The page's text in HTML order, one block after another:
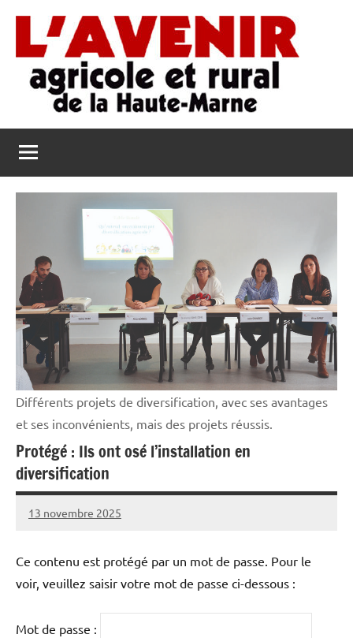
contenu
L'Avenir
Agricole
et
de
la
Haute-
Marne
et
Rural
Marne
Différents projets de diversification, avec ses avantages
et ses inconvénients, mais des projets réussis.
Protégé : Ils ont osé l’installation en
diversification
13 novembre 2025
Thibaut
Ce contenu est protégé par un mot de passe. Pour le
voir, veuillez saisir votre mot de passe ci-dessous :
Mot de passe :